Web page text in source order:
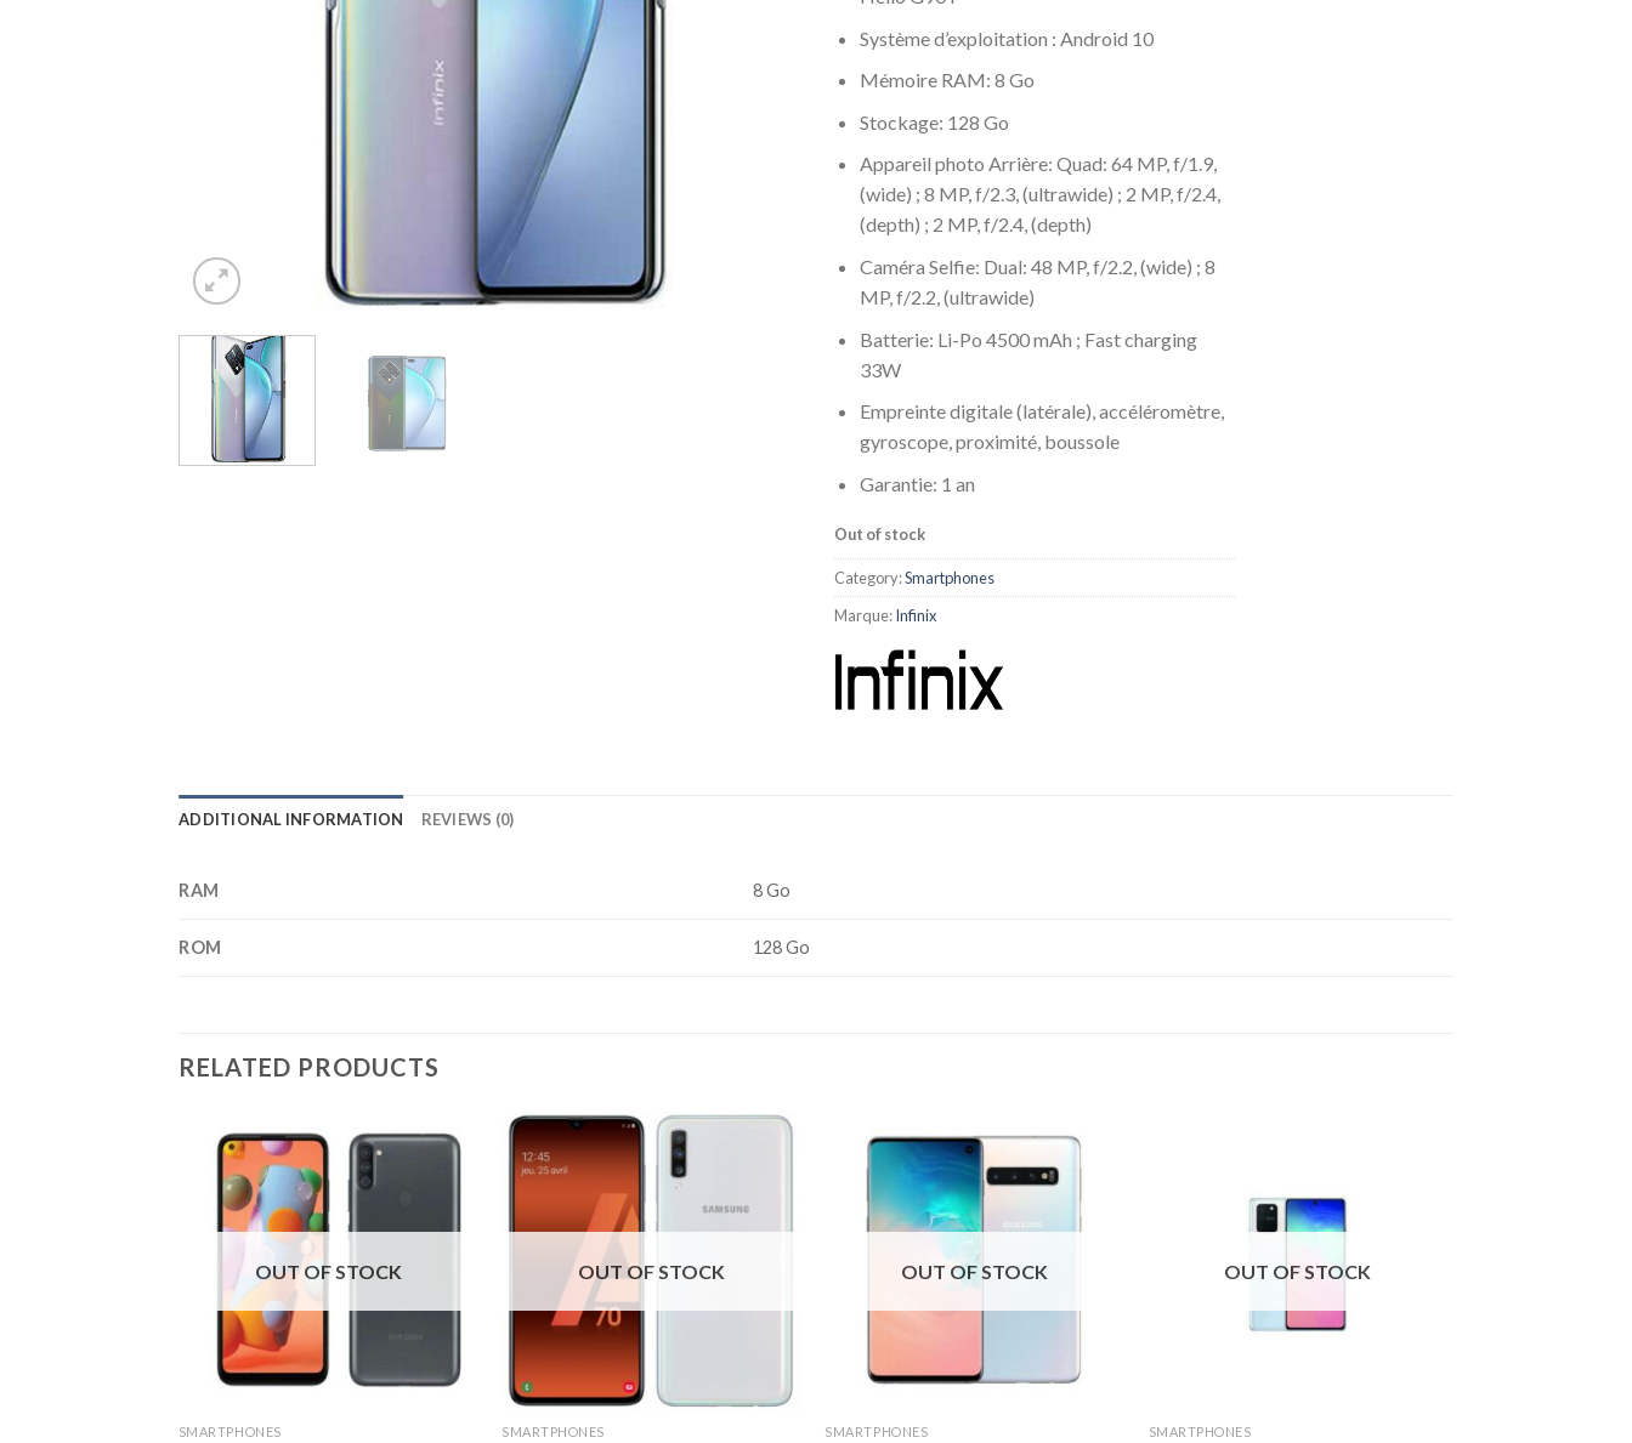
Système d’exploitation : Android 10
Mémoire RAM: 8 Go
Stockage: 128 Go
Appareil photo Arrière: Quad: 64 MP, f/1.9,
(wide) ; 8 MP, f/2.3, (ultrawide) ; 2 MP, f/2.4,
(depth) ; 2 MP, f/2.4, (depth)
Caméra Selfie: Dual: 48 MP, f/2.2, (wide) ; 8
MP, f/2.2, (ultrawide)
Batterie: Li-Po 4500 mAh ; Fast charging
33W
Empreinte digitale (latérale), accéléromètre,
gyroscope, proximité, boussole
Garantie: 1 an
Out of stock
Category:Smartphones
Marque:Infinix
ADDITIONAL INFORMATION REVIEWS (0)
RAM 8 Go
ROM 128 Go
RELATED PRODUCTS
OUT OF STOCK
SMARTPHONES
OUT OF STOCK
SMARTPHONES
OUT OF STOCK
SMARTPHONES
OUT OF STOCK
SMARTPHONES